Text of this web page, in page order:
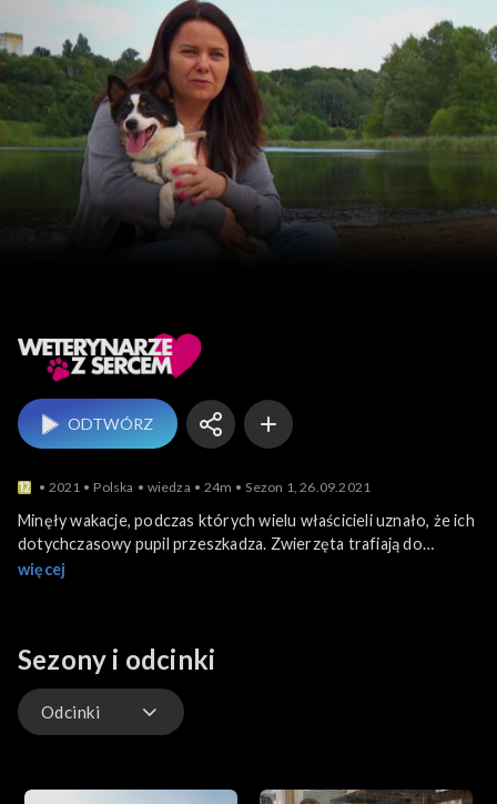
ODTWÓRZ
2021 Polska wiedza 24m Sezon 1, 26.09.2021
Minęły wakacje, podczas których wielu właścicieli uznało, że ich
dotychczasowy pupil przeszkadza. Zwierzęta trafiają do
schronisk. Problem bezdomności zdecydowanie się nasila.
niedomagającą szynszylą – Luckiem. Cukrzyca?! Taką diagnozę
postawiła doktor Agata. Lucka czeka radykalna zmiana diety.
więcej
Sezony i odcinki
Odcinki